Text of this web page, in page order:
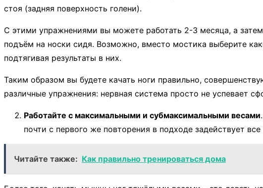
стоя (задняя поверхность голени).
С этими упражнениями вы можете работать 2-3 месяца, а
подъём на носки сидя. Возможно, вместо мостика выберите
подтягивая результаты в них.
Таким образом вы будете качать ноги правильно,
различные упражнения: нервная система просто не успевает
Работайте с максимальными и субмаксимальными весами
почти с первого же повторения в подходе задействует
Читайте также: Как правильно тренироваться дома